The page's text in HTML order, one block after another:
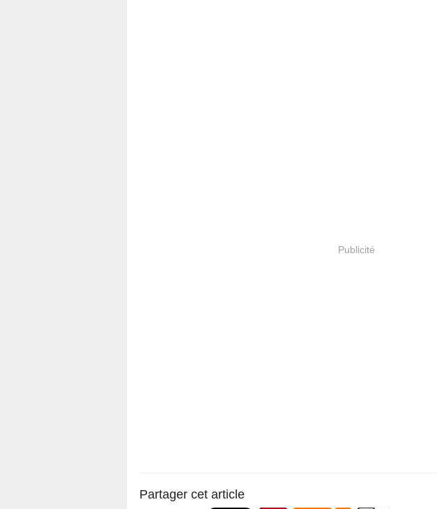
Publicité
Partager cet article